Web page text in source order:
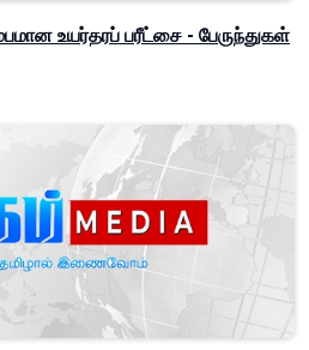
உயர்தரப் பரீட்சை - பேருந்துகள்